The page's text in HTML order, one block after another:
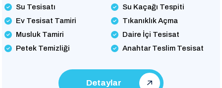
Su Tesisatı
Su Kaçağı Tespiti
Ev Tesisat Tamiri
Tıkanıklık Açma
Musluk Tamiri
Daire İçi Tesisat
Petek Temizliği
Anahtar Teslim Tesisat
Detaylar